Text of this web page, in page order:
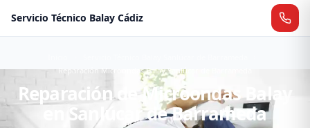
Servicio Técnico Balay Cádiz
Reparación Microondas Balay Sanlúcar de Barrameda
Reparación de Microondas Balay
en Sanlúcar de Barrameda